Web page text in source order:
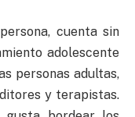
cuenta sin
adolescente
personas adultas,
y terapistas.